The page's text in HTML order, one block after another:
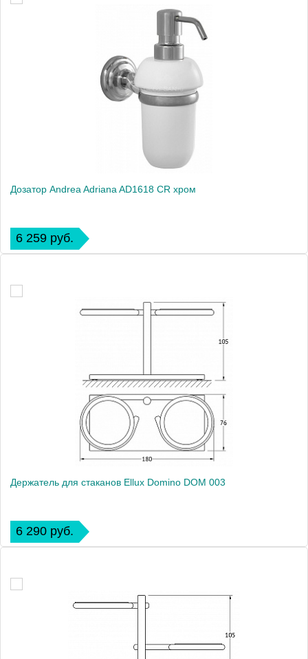
Дозатор Andrea Adriana AD1618 CR хром
6 259 руб.
Держатель для стаканов Ellux Domino DOM 003
6 290 руб.